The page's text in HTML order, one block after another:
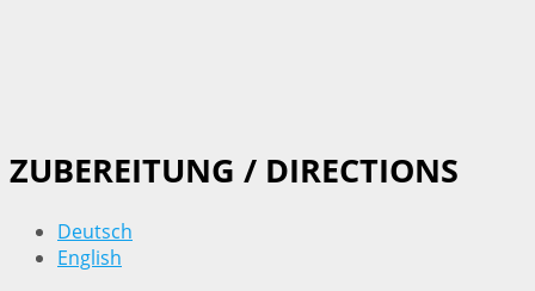
ZUBEREITUNG / DIRECTIONS
Deutsch
English